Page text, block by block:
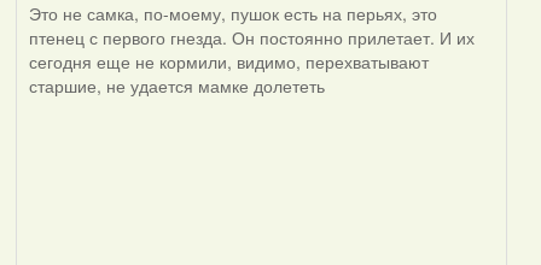
Это не самка, по-моему, пушок есть на перьях, это
птенец с первого гнезда. Он постоянно прилетает. И их
сегодня еще не кормили, видимо, перехватывают
старшие, не удается мамке долететь